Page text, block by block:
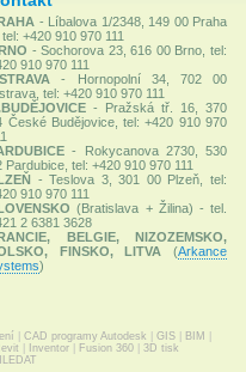
- Líbalova 1/2348, 149 00 Praha
tel: +420 910 970 111
- Sochorova 23, 616 00 Brno, tel:
910 970 111
- Hornopolní 34, 702 00
tel: +420 910 970 111
- Pražská tř. 16, 370
České Budějovice, tel: +420 910 970
- Rokycanova 2730, 530
Pardubice, tel: +420 910 970 111
- Teslova 3, 301 00 Plzeň, tel:
910 970 111
(Bratislava + Žilina) - tel.
2 6381 3628
BELGIE, NIZOZEMSKO,
FINSKO, LITVA
(Arkance
)
CAD programy Autodesk GIS BIM
Inventor| Fusion 360| 3D tisk